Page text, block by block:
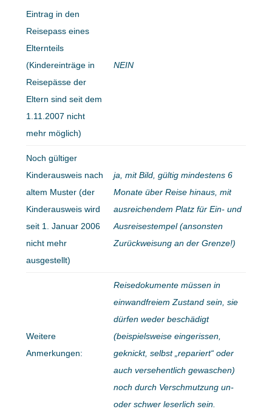
Eintrag in den
Reisepass eines
Elternteils
(Kindereinträge in
Reisepässe der
Eltern sind seit dem
1.11.2007 nicht
mehr möglich)
NEIN
Noch gültiger
Kinderausweis nach
altem Muster (der
Kinderausweis wird
seit 1. Januar 2006
nicht mehr
ausgestellt)
ja, mit Bild, gültig mindestens 6
Monate über Reise hinaus, mit
ausreichendem Platz für Ein- und
Ausreisestempel (ansonsten
Zurückweisung an der Grenze!)
Weitere
Anmerkungen:
Reisedokumente müssen in
einwandfreiem Zustand sein, sie
dürfen weder beschädigt
(beispielsweise eingerissen,
geknickt, selbst „repariert“ oder
auch versehentlich gewaschen)
noch durch Verschmutzung un-
oder schwer leserlich sein.